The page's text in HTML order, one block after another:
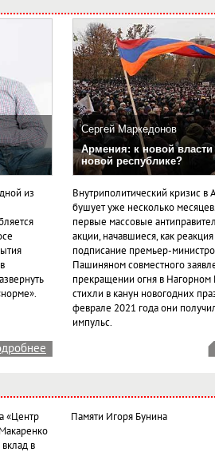
из
Сергей Маркедонов
Армения: к новой власти
новой республике?
Внутриполитический кризис в
бушует уже несколько
первые массовые
акции, начавшиеся, как
подписание премьер-
Пашиняном совместного
прекращении огня в Нагорном
стихли в канун новогодних
феврале 2021 года они
импульс.
«Центр
в
Памяти Игоря Бунина